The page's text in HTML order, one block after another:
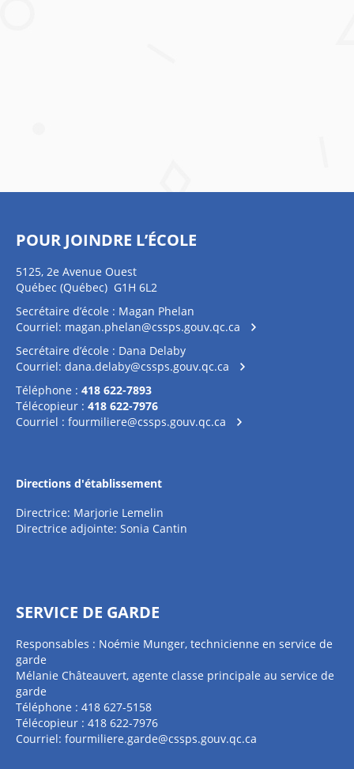
POUR JOINDRE L’ÉCOLE
5125, 2e Avenue Ouest
Québec (Québec) G1H 6L2
Secrétaire d’école : Magan Phelan
Courriel: magan.phelan@cssps.gouv.qc.ca
Secrétaire d’école : Dana Delaby
Courriel: dana.delaby@cssps.gouv.qc.ca
Téléphone : 418 622-7893
Télécopieur : 418 622-7976
Courriel : fourmiliere@cssps.gouv.qc.ca
Directions d'établissement
Directrice: Marjorie Lemelin
Directrice adjointe: Sonia Cantin
SERVICE DE GARDE
Responsables : Noémie Munger, technicienne en service de
garde
Mélanie Châteauvert, agente classe principale au service de
garde
Téléphone : 418 627-5158
Télécopieur : 418 622-7976
Courriel: fourmiliere.garde@cssps.gouv.qc.ca